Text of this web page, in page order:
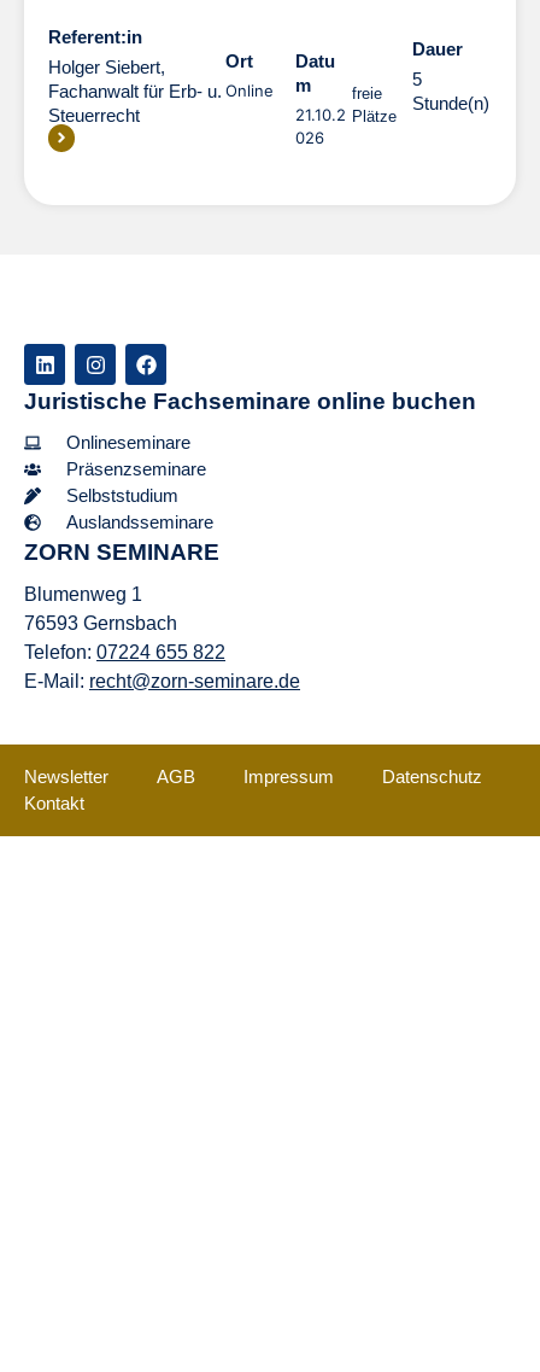
Referent:in
Holger Siebert,
Fachanwalt für Erb- u.
Steuerrecht
Ort
Online
Datu
m
21.10.2
026
freie
Plätze
Dauer
5
Stunde(n)
Juristische Fachseminare online buchen
Onlineseminare
Präsenzseminare
Selbststudium
Auslandsseminare
ZORN SEMINARE
Blumenweg 1
76593 Gernsbach
Telefon: 07224 655 822
E-Mail: recht@zorn-seminare.de
Newsletter AGB Impressum
Datenschutz
Kontakt